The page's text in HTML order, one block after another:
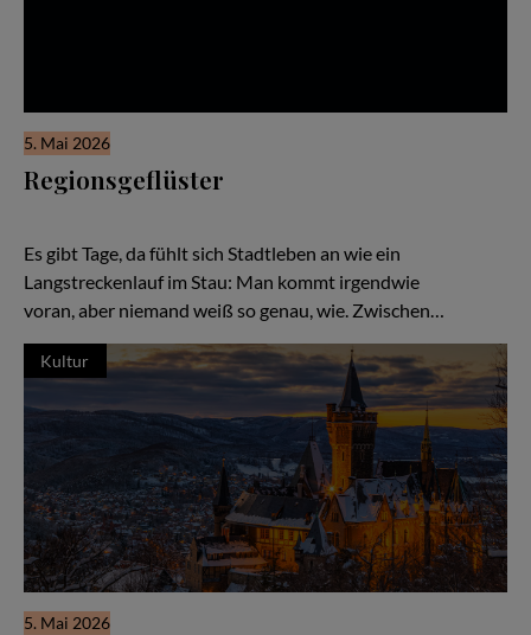
5. Mai 2026
Regionsgeflüster
Es gibt Tage, da fühlt sich Stadtleben an wie ein
Langstreckenlauf im Stau: Man kommt irgendwie
voran, aber niemand weiß so genau, wie. Zwischen…
Kultur
5. Mai 2026